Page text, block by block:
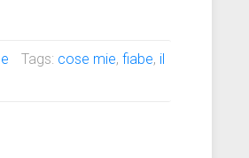
Tags: cose mie,fiabe, il